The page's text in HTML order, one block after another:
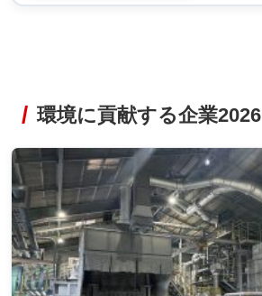
環境に貢献する企業2026